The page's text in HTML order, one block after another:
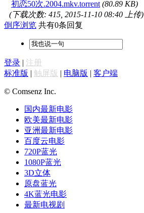
初恋50次.2004.mkv.torrent (80.89 KB)
(下载次数: 415, 2015-11-10 08:40 上传)
倒序浏览 共有0条回复
登录 | 注册
标准版 | 触屏版 | 电脑版 | 客户端
© Comsenz Inc.
国内最新电影
欧美最新电影
亚洲最新电影
百度云电影
720P蓝光
1080P蓝光
3D立体
原盘蓝光
4K蓝光电影
最新电视剧